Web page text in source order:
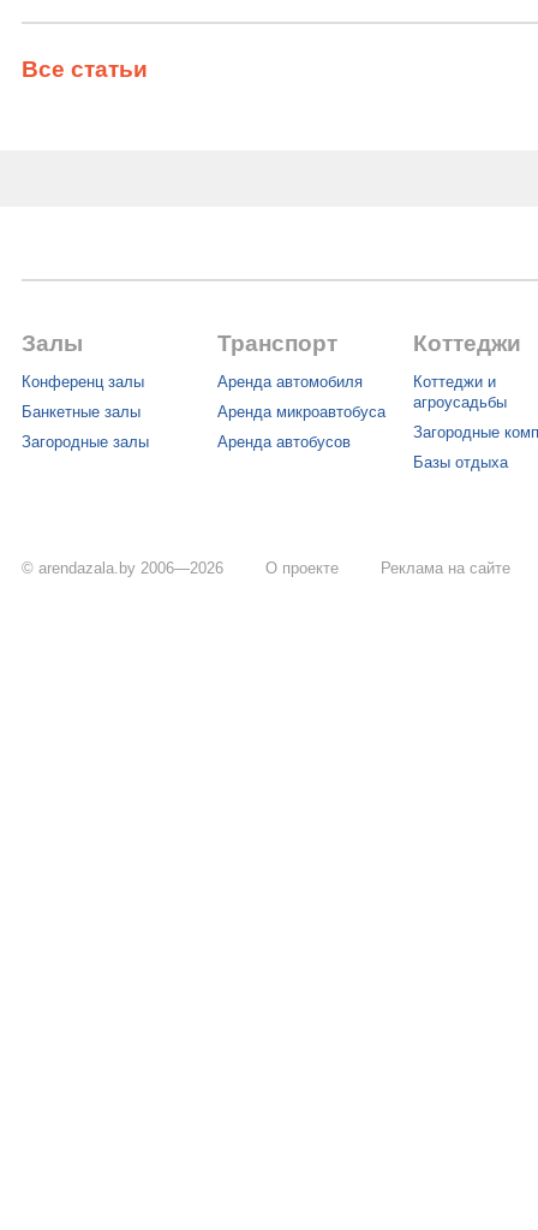
Все статьи
Залы
Конференц залы
Банкетные залы
Загородные залы
Транспорт
Аренда автомобиля
Аренда микроавтобуса
Аренда автобусов
Коттеджи
Коттеджи и
агроусадьбы
Загородные
Базы отдыха
© arendazala.by 2006—2026 О проекте Реклама на сайте